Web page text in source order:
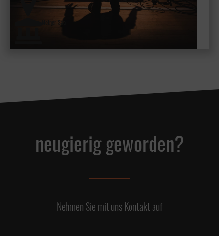
kleiner Saal
neugierig geworden?
Nehmen Sie mit uns Kontakt auf